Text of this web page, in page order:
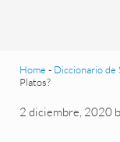
Home - Diccionario de
Platos?
2 diciembre, 2020